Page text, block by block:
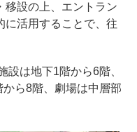
移設の上、エントラン
に活用することで、往
設は地下1階から6階、
ら8階、劇場は中層部